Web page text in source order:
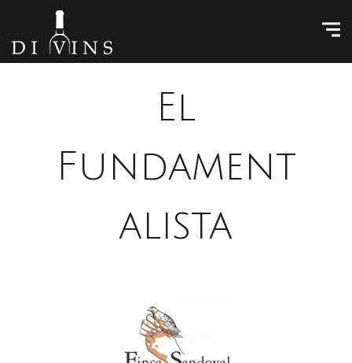
El
Fundament
alista